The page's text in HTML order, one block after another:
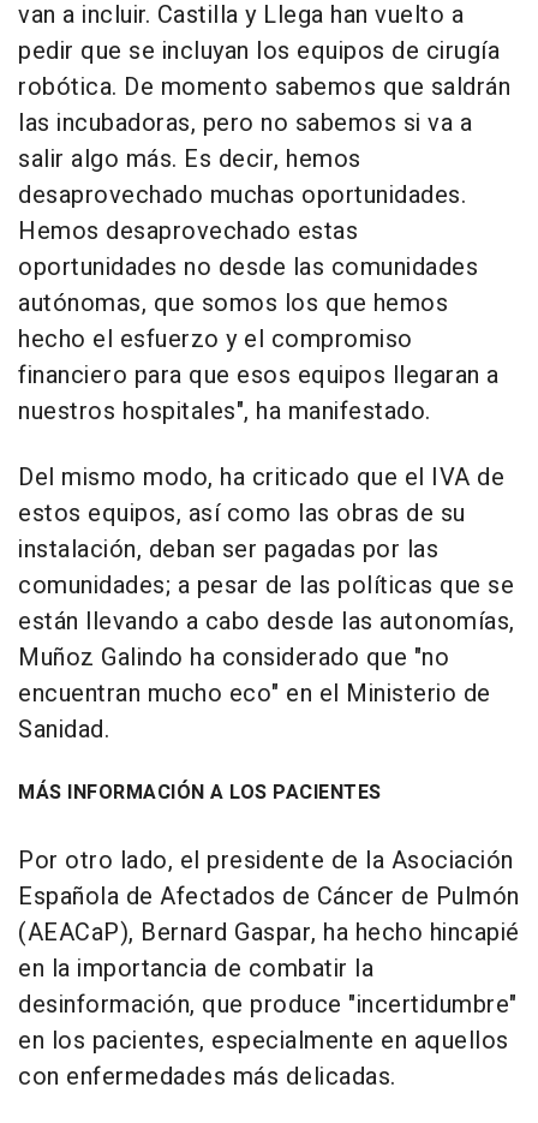
van a incluir. Castilla y Llega han vuelto a
pedir que se incluyan los equipos de cirugía
robótica. De momento sabemos que saldrán
las incubadoras, pero no sabemos si va a
salir algo más. Es decir, hemos
desaprovechado muchas oportunidades.
Hemos desaprovechado estas
oportunidades no desde las comunidades
autónomas, que somos los que hemos
hecho el esfuerzo y el compromiso
financiero para que esos equipos llegaran a
nuestros hospitales", ha manifestado.
Del mismo modo, ha criticado que el IVA de
estos equipos, así como las obras de su
instalación, deban ser pagadas por las
comunidades; a pesar de las políticas que se
están llevando a cabo desde las autonomías,
Muñoz Galindo ha considerado que "no
encuentran mucho eco" en el Ministerio de
Sanidad.
MÁS INFORMACIÓN A LOS PACIENTES
Por otro lado, el presidente de la Asociación
Española de Afectados de Cáncer de Pulmón
(AEACaP), Bernard Gaspar, ha hecho hincapié
en la importancia de combatir la
desinformación, que produce "incertidumbre"
en los pacientes, especialmente en aquellos
con enfermedades más delicadas.